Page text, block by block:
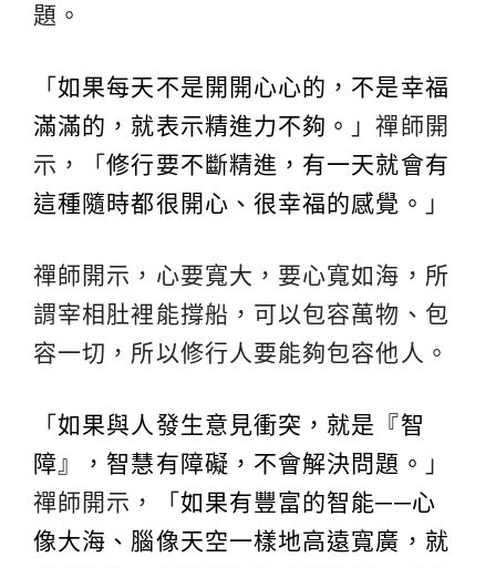
題。
「如果每天不是開開心心的，不是幸福
滿滿的，就表示精進力不夠。 」禪師開
示，「修行要不斷精進，有一天就會有
這種隨時都很開心、很幸福的感覺。 」
禪師開示，心要寬大，要心寬如海，所
謂宰相肚裡能撐船，可以包容萬物、包
容一切，所以修行人要能夠包容他人。
「如果與人發生意見衝突，就是『智
障』，智慧有障礙，不會解決問題。 」
禪師開示，「 如果有豐富的智能──心
像大海、腦像天空一樣地高遠寬廣，就